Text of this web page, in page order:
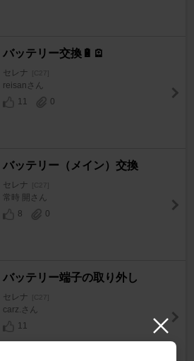
バッテリー交換🔋🪫
セレナ [C27]
reisanさん
11
0
バッテリー（メイン）交換
セレナ [C27]
常時 開さん
8
0
バッテリー端子の取り外し
セレナ [C27]
carz.さん
11